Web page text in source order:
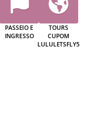
PASSEIO E
INGRESSO
TOURS
CUPOM
LULULETSFLY5